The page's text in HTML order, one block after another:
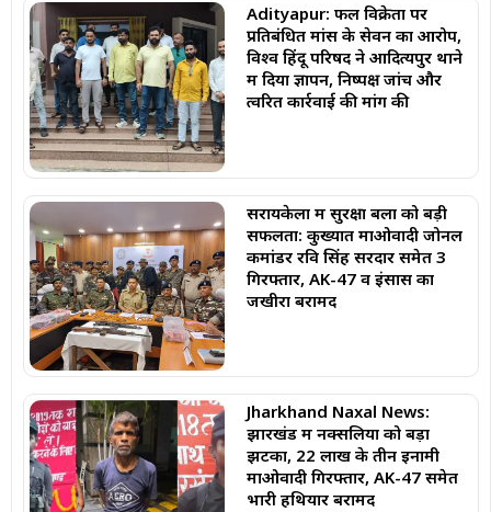
Adityapur: फल विक्रेता पर
प्रतिबंधित मांस के सेवन का आरोप,
विश्व हिंदू परिषद ने आदित्यपुर थाने
में दिया ज्ञापन, निष्पक्ष जांच और
त्वरित कार्रवाई की मांग की
सरायकेला में सुरक्षा बलों को बड़ी
सफलता: कुख्यात माओवादी जोनल
कमांडर रवि सिंह सरदार समेत 3
गिरफ्तार, AK-47 व इंसास का
जखीरा बरामद
Jharkhand Naxal News:
झारखंड में नक्सलियों को बड़ा
झटका, 22 लाख के तीन इनामी
माओवादी गिरफ्तार, AK-47 समेत
भारी हथियार बरामद